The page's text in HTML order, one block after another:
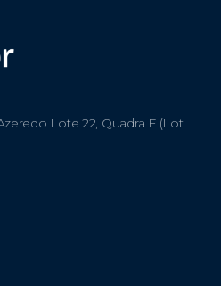
Lote 22, Quadra F (Lot.